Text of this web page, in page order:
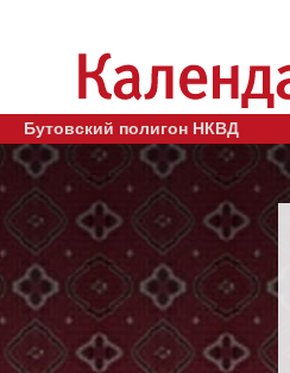
Бутовский полигон НКВД